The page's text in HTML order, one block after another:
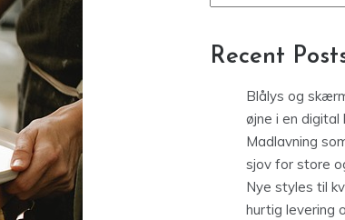
Recent
Blålys og
øjne i en digital
Madlavning
sjov for store
Nye styles til
hurtig levering